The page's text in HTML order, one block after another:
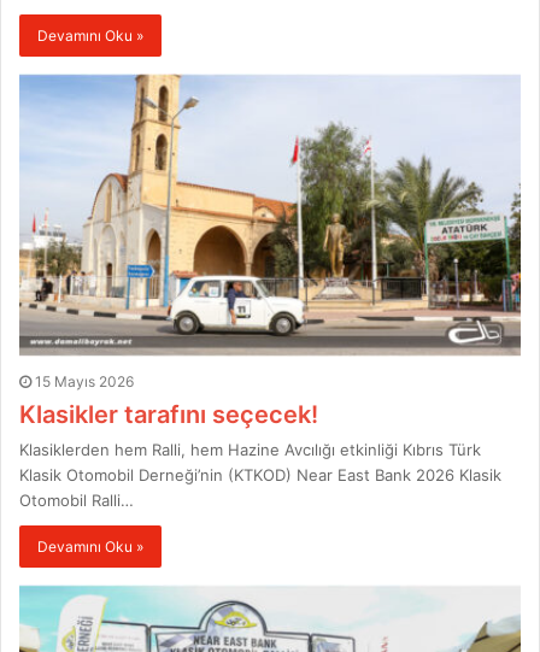
Devamını Oku »
15 Mayıs 2026
Klasikler tarafını seçecek!
Klasiklerden hem Ralli, hem Hazine Avcılığı etkinliği Kıbrıs Türk
Klasik Otomobil Derneği’nin (KTKOD) Near East Bank 2026 Klasik
Otomobil Ralli…
Devamını Oku »